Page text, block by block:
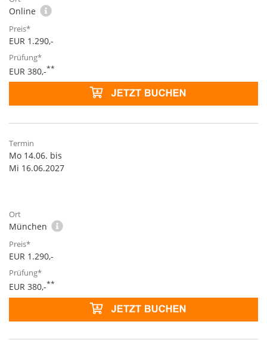
Online
EUR 1.290,-
EUR 380,-**
Mo 14.06. bis
Mi 16.06.2027
München
EUR 1.290,-
EUR 380,-**